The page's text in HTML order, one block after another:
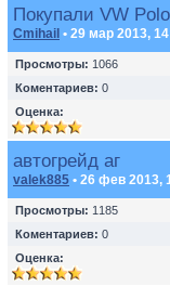
Покупали VW Polo
Cmihail • 29 мар 2013,
Просмотры: 1066
Коментариев: 0
Оценка:
автогрейд аг
valek885 • 26 фев 2013,
Просмотры: 1185
Коментариев: 0
Оценка: